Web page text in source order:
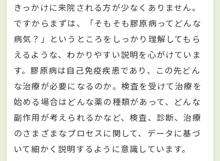
きっかけに来院される方が少なくありません。
ですからまずは、「そもそも膠原病ってどんな
病気？」というところをしっかり理解してもら
えるような、わかりやすい説明を心がけていま
す。膠原病は自己免疫疾患であり、この先どん
な治療が必要になるのか。検査を受けて治療を
始める場合はどんな薬の種類があって、どんな
副作用が考えられるかなど、検査、診断、治療
のさまざまなプロセスに関して、データに基づ
いて細かく説明するように意識しています。